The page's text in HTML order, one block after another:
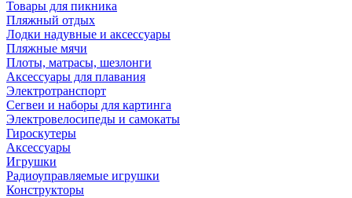
Товары для пикника
Пляжный отдых
Лодки надувные и аксессуары
Пляжные мячи
Плоты, матрасы, шезлонги
Аксессуары для плавания
Электротранспорт
Сегвеи и наборы для картинга
Электровелосипеды и самокаты
Гироскутеры
Аксессуары
Игрушки
Радиоуправляемые игрушки
Конструкторы